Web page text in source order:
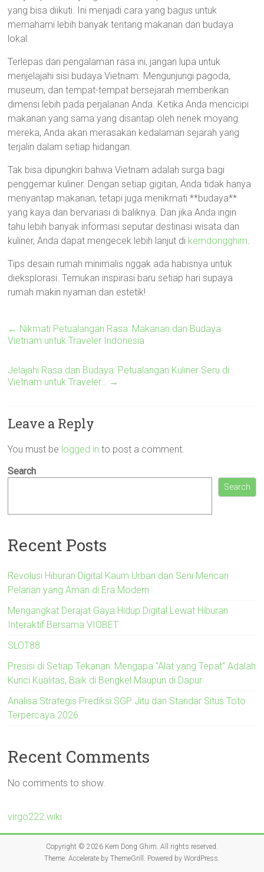
yang bisa diikuti. Ini menjadi cara yang bagus untuk
memahami lebih banyak tentang makanan dan budaya
lokal.
Terlepas dari pengalaman rasa ini, jangan lupa untuk
menjelajahi sisi budaya Vietnam. Mengunjungi pagoda,
museum, dan tempat-tempat bersejarah memberikan
dimensi lebih pada perjalanan Anda. Ketika Anda mencicipi
makanan yang sama yang disantap oleh nenek moyang
mereka, Anda akan merasakan kedalaman sejarah yang
terjalin dalam setiap hidangan.
Tak bisa dipungkiri bahwa Vietnam adalah surga bagi
penggemar kuliner. Dengan setiap gigitan, Anda tidak hanya
menyantap makanan, tetapi juga menikmati **budaya**
yang kaya dan bervariasi di baliknya. Dan jika Anda ingin
tahu lebih banyak informasi seputar destinasi wisata dan
kuliner, Anda dapat mengecek lebih lanjut di kemdongghim.
Tips desain rumah minimalis nggak ada habisnya untuk
dieksplorasi. Temukan inspirasi baru setiap hari supaya
rumah makin nyaman dan estetik!
← Nikmati Petualangan Rasa: Makanan dan Budaya
Vietnam untuk Traveler Indonesia
Jelajahi Rasa dan Budaya: Petualangan Kuliner Seru di
Vietnam untuk Traveler… →
Leave a Reply
You must be logged in to post a comment.
Search
Search
Recent Posts
Revolusi Hiburan Digital Kaum Urban dan Seni Mencari
Pelarian yang Aman di Era Modern
Mengangkat Derajat Gaya Hidup Digital Lewat Hiburan
Interaktif Bersama VIOBET
SLOT88
Presisi di Setiap Tekanan: Mengapa “Alat yang Tepat” Adalah
Kunci Kualitas, Baik di Bengkel Maupun di Dapur
Analisa Strategis Prediksi SGP Jitu dan Standar Situs Toto
Terpercaya 2026
Recent Comments
No comments to show.
virgo222.wiki
Copyright © 2026 Kem Dong Ghim . All rights reserved.
Theme: Accelerateby ThemeGrill. Powered by WordPress